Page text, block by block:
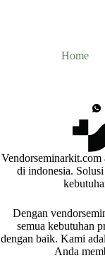
Home
Vendorseminarkit.com
di indonesia.
Dengan
semua kebutuhan
dengan baik. Kami
Anda